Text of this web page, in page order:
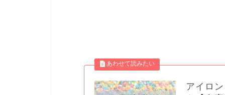
アイロ